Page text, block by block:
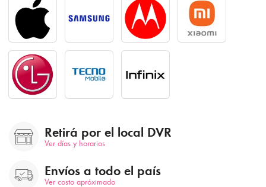
Retirá por el local DVR
Ver días y horarios
Envíos a todo el país
Ver costo apróximado